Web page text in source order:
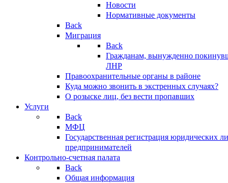
Новости
Нормативные документы
Back
Миграция
Back
Гражданам, вынужденно
ЛНР
Правоохранительные органы в районе
Куда можно звонить в экстренных случаях?
О розыске лиц, без вести пропавших
Услуги
Back
МФЦ
Государственная регистрация юридических
предпринимателей
Контрольно-счетная палата
Back
Общая информация